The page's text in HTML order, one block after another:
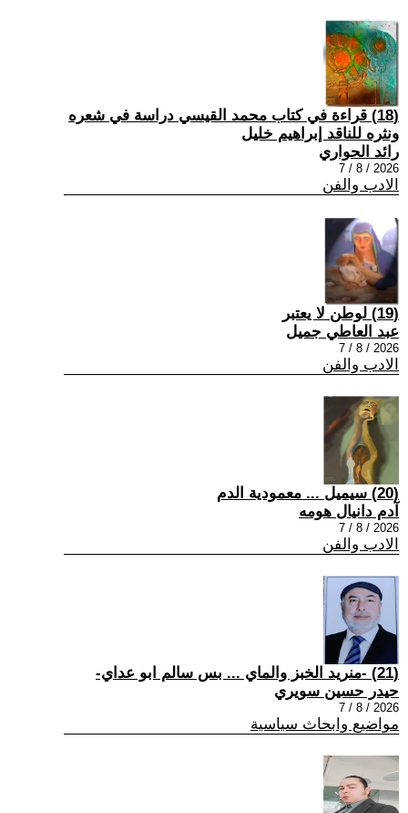
(18) قراءة في كتاب محمد القيسي دراسة في شعره
ونثره للناقد إبراهيم خليل
رائد الحواري
2026 / 8 / 7
الادب والفن
(19) لوطن لا يعتبر
عبد العاطي جميل
2026 / 8 / 7
الادب والفن
(20) سيميل ... معمودية الدم
آدم دانيال هومه
2026 / 8 / 7
الادب والفن
(21) -منريد الخبز والماي ... بس سالم ابو عداي-
حيدر حسين سويري
2026 / 8 / 7
مواضيع وابحاث سياسية